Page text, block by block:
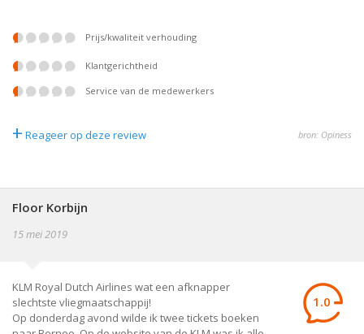
prijs/kwaliteit verhouding
klantgerichtheid
service van de medewerkers
+ Reageer op deze review bron: Opiness
Floor Korbijn
15 mei 2019
KLM Royal Dutch Airlines wat een afknapper
slechtste vliegmaatschappij!
Op donderdag avond wilde ik twee tickets boeken
1.0